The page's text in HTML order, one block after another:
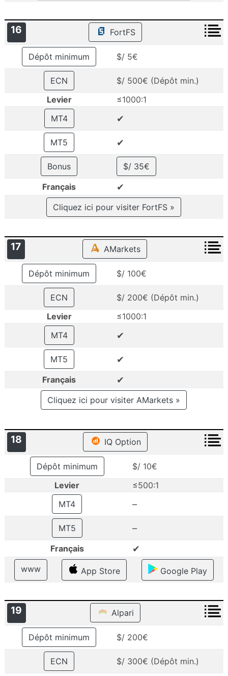
16 FortFS
Dépôt minimum $/ 5€
ECN
$/ 500€ (Dépôt min.)
Levier
≤1000:1
MT4
✔
MT5 ✔
Bonus
$/ 35€
Français
✔
Cliquez ici pour visiter FortFS »
17 AMarkets
Dépôt minimum $/ 100€
ECN
$/ 200€ (Dépôt min.)
Levier
≤1000:1
MT4
✔
MT5 ✔
Français ✔
Cliquez ici pour visiter AMarkets »
18 IQ Option
Dépôt minimum
$/ 10€
Levier
≤500:1
MT4
–
MT5 –
Français ✔
www App Store Google Play
19 Alpari
Dépôt minimum $/ 200€
ECN
$/ 300€ (Dépôt min.)